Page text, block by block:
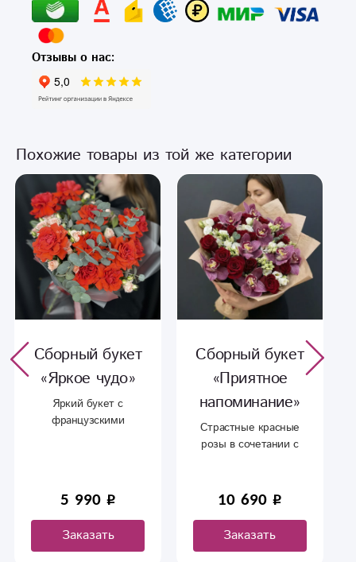
Отзывы о нас:
Похожие товары из той же категории
Сборный букет
«Яркое чудо»
Яркий букет с
французскими
роза - 10 шт Кустовая
роза - 5 шт Зелень
Упаковка
5 990
Заказать
Сборный букет
«Приятное
напоминание»
Страстные красные
розы в сочетании с
10 690
Заказать